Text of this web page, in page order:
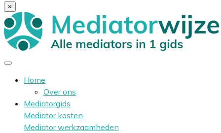
×
Home
Over ons
Mediatorgids
Mediator kosten
Mediator werkzaamheden